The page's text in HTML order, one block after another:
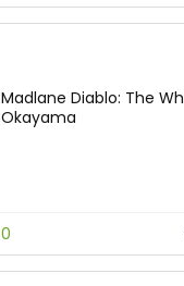
Madlane Diablo: The
Okayama
0